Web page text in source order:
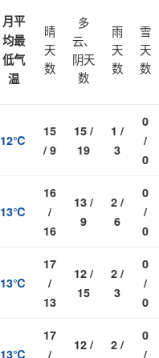
月平
均最
低气
温
晴
天
数
多
云、
阴天
数
雨
天
数
雪
天
数
12℃
15
/ 9
15 /
19
1 /
3
0
/
0
13℃
16
/
16
13 /
9
2 /
6
0
/
0
13℃
17
/
13
12 /
15
2 /
3
0
/
0
13℃
17
/
12 /
2 /
0
/